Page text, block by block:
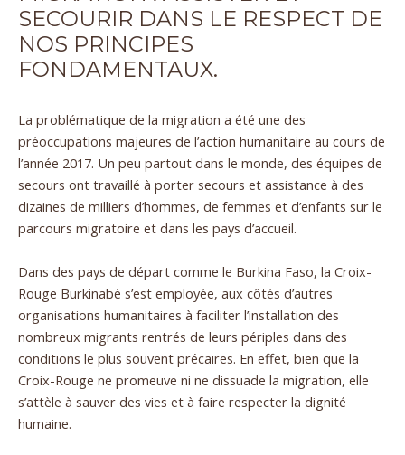
SECOURIR DANS LE RESPECT DE
NOS PRINCIPES
FONDAMENTAUX.
La problématique de la migration a été une des
préoccupations majeures de l’action humanitaire au cours de
l’année 2017. Un peu partout dans le monde, des équipes de
secours ont travaillé à porter secours et assistance à des
dizaines de milliers d’hommes, de femmes et d’enfants sur le
parcours migratoire et dans les pays d’accueil.
Dans des pays de départ comme le Burkina Faso, la Croix-
Rouge Burkinabè s’est employée, aux côtés d’autres
organisations humanitaires à faciliter l’installation des
nombreux migrants rentrés de leurs périples dans des
conditions le plus souvent précaires. En effet, bien que la
Croix-Rouge ne promeuve ni ne dissuade la migration, elle
s’attèle à sauver des vies et à faire respecter la dignité
humaine.